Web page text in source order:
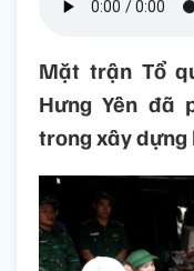
Mặt trận Tổ
Hưng Yên đã
trong xây